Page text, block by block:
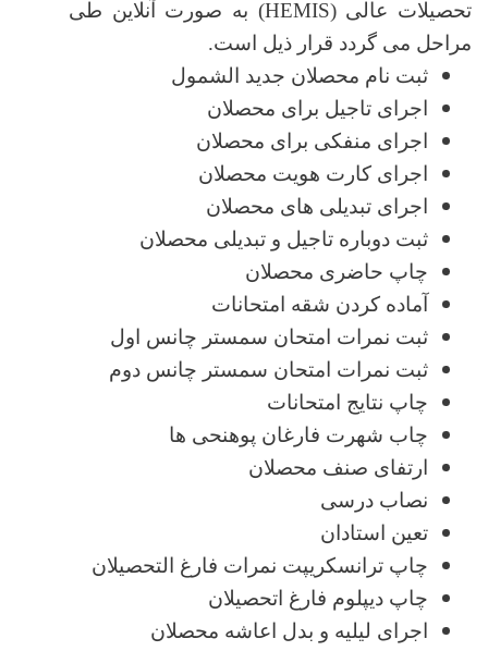
تحصیلات عالی (HEMIS) به صورت آنلاین طی
مراحل می گردد قرار ذیل است.
ثبت نام محصلان جدید الشمول
اجرای تاجیل برای محصلان
اجرای منفکی برای محصلان
اجرای کارت هویت محصلان
اجرای تبدیلی های محصلان
ثبت دوباره تاجیل و تبدیلی محصلان
چاپ حاضری محصلان
آماده کردن شقه امتحانات
ثبت نمرات امتحان سمستر چانس اول
ثبت نمرات امتحان سمستر چانس دوم
چاپ نتایج امتحانات
چاب شهرت فارغان پوهنحی ها
ارتفای صنف محصلان
نصاب درسی
تعین استادان
چاپ ترانسکریپت نمرات فارغ التحصیلان
چاپ دیپلوم فارغ اتحصیلان
اجرای لیلیه و بدل اعاشه محصلان